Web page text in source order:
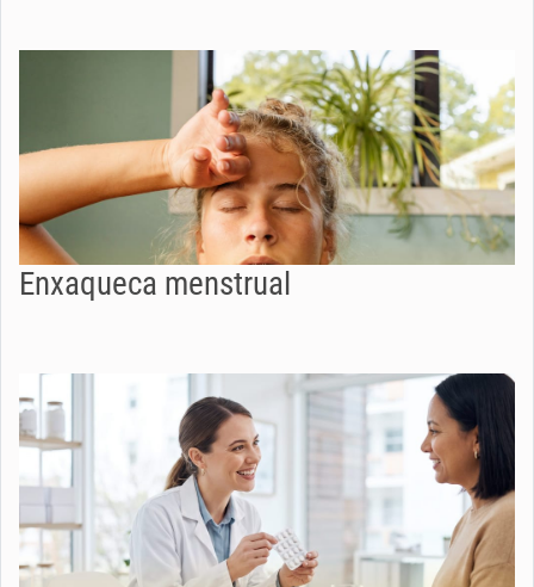
Enxaqueca menstrual